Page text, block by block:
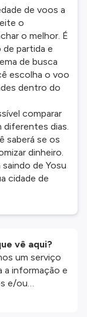
de voos a
o
o melhor. É
partida e
de busca
escolha o voo
dentro do
comparar
diferentes dias.
saberá se os
dinheiro.
de Yosu
cidade de
vê aqui?
um serviço
a informação e
e/ou
são